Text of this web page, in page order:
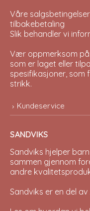
Våre
tilbakebetaling
Slik behandler vi
Vær oppmerksom
som er laget eller
spesifikasjoner, som
strikk.
Kundeservice
SANDVIKS
Sandviks hjelper
sammen gjennom
andre
Sandviks er en del av